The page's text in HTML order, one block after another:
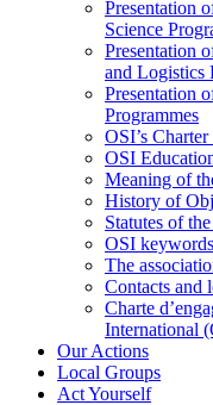
Presentation
Science
Presentation
and Logistics
Presentation
Programmes
OSI’s
OSI
Meaning of
History of
Statutes of
OSI
The
Contacts and
Charte
International
Our Actions
Local Groups
Act Yourself